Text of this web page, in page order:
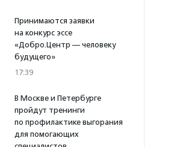
Принимаются заявки
на конкурс эссе
«Добро.Центр — человеку
будущего»
17:39
В Москве и Петербурге
пройдут тренинги
по профилактике выгорания
для помогающих